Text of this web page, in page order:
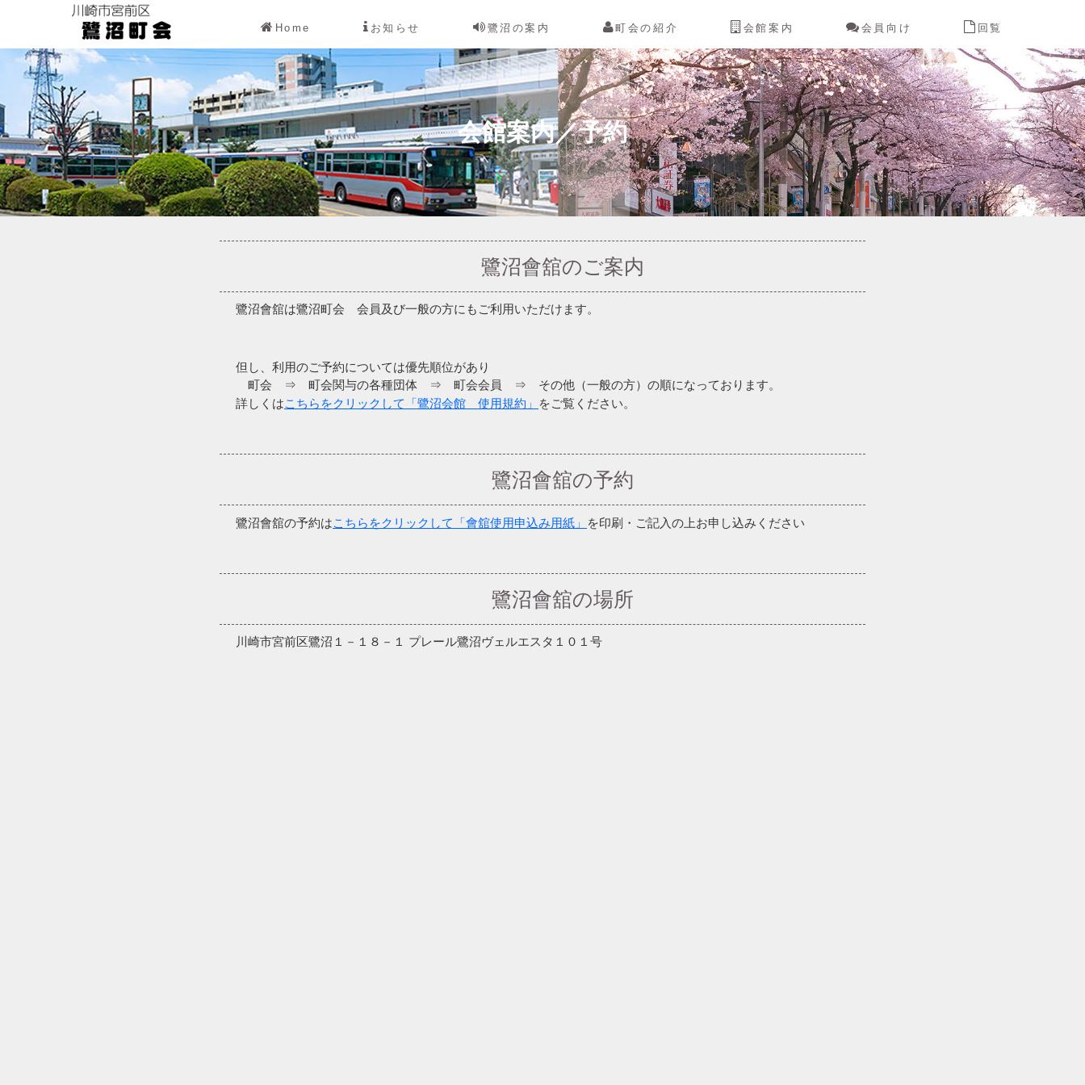
Home お知らせ 鷺沼の案内 町会の紹介 会館案内 会員向け 回覧
会館案内／予約
鷺沼會舘のご案内
鷺沼會舘は鷺沼町会 会員及び一般の方にもご利用いただけます。
但し、利用のご予約については優先順位があり
町会 ⇒ 町会関与の各種団体 ⇒ 町会会員 ⇒ その他（一般の方）の順になっております。
詳しくはこちらをクリックして「鷺沼会館 使用規約」 をご覧ください。
鷺沼會舘の予約
鷺沼會舘の予約はこちらをクリックして「會舘使用申込み用紙」 を印刷・ご記入の上お申し込みください
鷺沼會舘の場所
川崎市宮前区鷺沼１－１８－１ プレール鷺沼ヴェルエスタ１０１号